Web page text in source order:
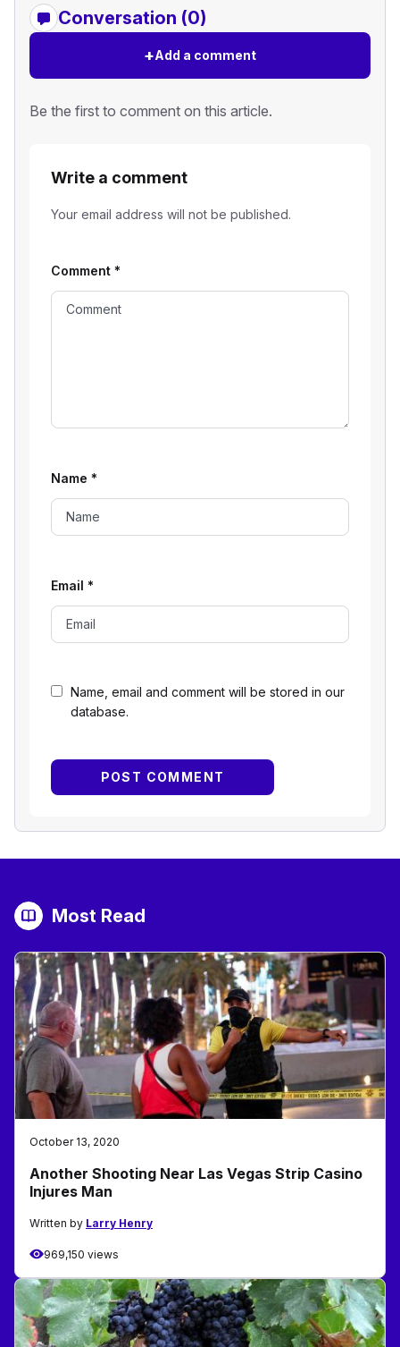
Conversation (0)
+Add a comment
Be the first to comment on this article.
Write a comment
Your email address will not be published.
Name, email and comment will be stored in our
database.
Comment *
Name *
Email *
Most Read
October 13, 2020
Another Shooting Near Las Vegas Strip Casino
Injures Man
Written by Larry Henry
969,150 views